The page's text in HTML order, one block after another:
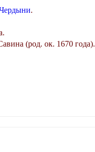
.
(род. ок. 1670 года).